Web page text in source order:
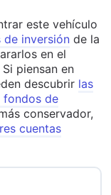
este vehículo
de inversión de la
en el
Si piensan en
descubrir las
fondos de
conservador,
cuentas